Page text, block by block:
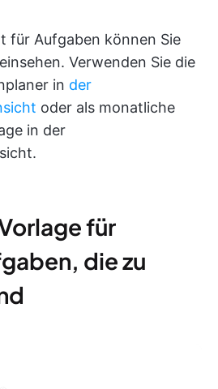
für Aufgaben können Sie
Verwenden Sie die
in der
oder als monatliche
in der
für
die zu